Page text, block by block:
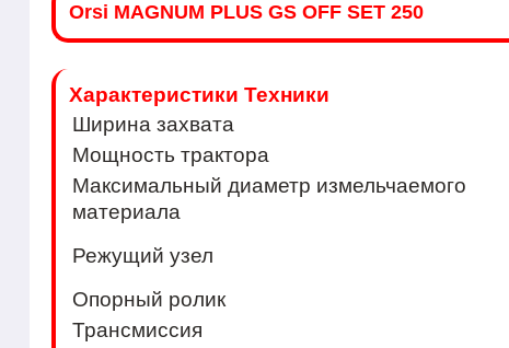
Orsi MAGNUM PLUS GS OFF SET 250
Характеристики Техники
Ширина захвата
Мощность трактора
Максимальный диаметр измельчаемого
материала
Режущий узел
Опорный ролик
Трансмиссия